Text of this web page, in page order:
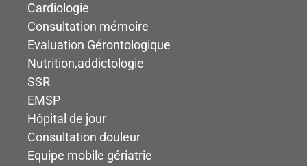
Cardiologie
Consultation mémoire
Evaluation Gérontologique
Nutrition,addictologie
SSR
EMSP
Hôpital de jour
Consultation douleur
Equipe mobile gériatrie